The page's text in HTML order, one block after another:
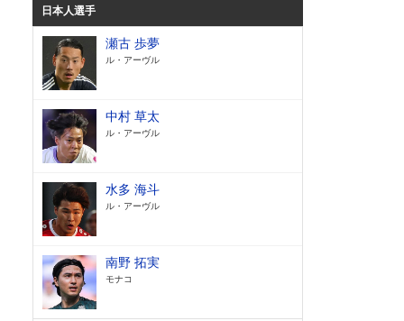
日本人選手
瀬古 歩夢
ル・アーヴル
中村 草太
ル・アーヴル
水多 海斗
ル・アーヴル
南野 拓実
モナコ